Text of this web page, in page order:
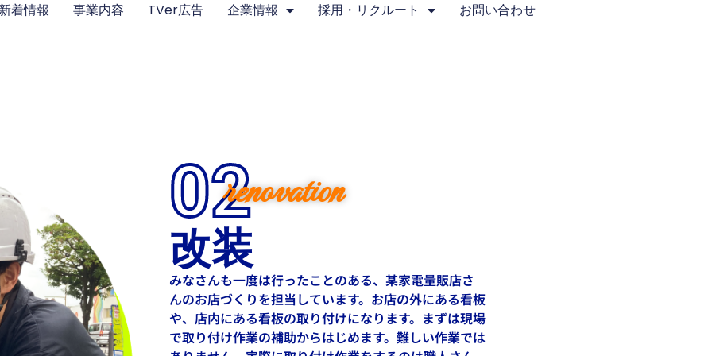
着情報 事業内容 TVer広告 企業情報 採用・リクルート お問い合わせ
02renovation
改装
みなさんも一度は行ったことのある、某家電量販店さ
んのお店づくりを担当しています。お店の外にある看板
や、店内にある看板の取り付けになります。まずは現場
で取り付け作業の補助からはじめます。難しい作業では